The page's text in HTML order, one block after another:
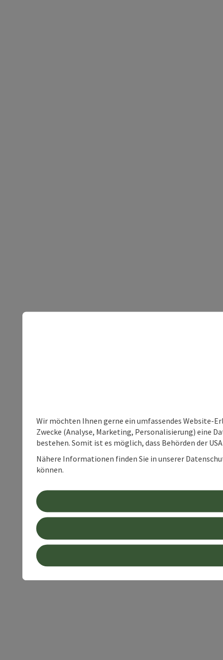
Wir möchten Ihnen gerne ein umfassendes Website-
Zwecke (Analyse, Marketing, Personalisierung) eine
bestehen. Somit ist es möglich, dass Behörden der
Nähere Informationen finden Sie in unserer
können.